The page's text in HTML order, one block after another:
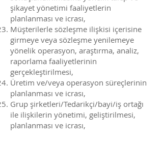
şikayet yönetimi faaliyetlerin
planlanması ve icrası,
Müşterilerle sözleşme ilişkisi içerisine
girmeye veya sözleşme yenilemeye
yönelik operasyon, araştırma, analiz,
raporlama faaliyetlerinin
gerçekleştirilmesi,
Üretim ve/veya operasyon süreçlerinin
planlanması ve icrası,
Grup şirketleri/Tedarikçi/bayi/iş ortağı
ile ilişkilerin yönetimi, geliştirilmesi,
planlanması ve icrası,